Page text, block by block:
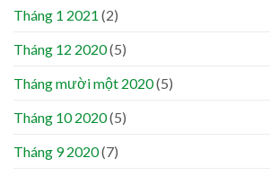
Tháng 1 2021 (2)
Tháng 12 2020(5)
Tháng mười một 2020(5)
Tháng 10 2020(5)
Tháng 9 2020(7)